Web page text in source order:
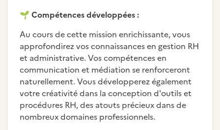
🌱 Compétences développées :
Au cours de cette mission enrichissante, vous
approfondirez vos connaissances en gestion RH
et administrative. Vos compétences en
communication et médiation se renforceront
naturellement. Vous développerez également
votre créativité dans la conception d'outils et
procédures RH, des atouts précieux dans de
nombreux domaines professionnels.